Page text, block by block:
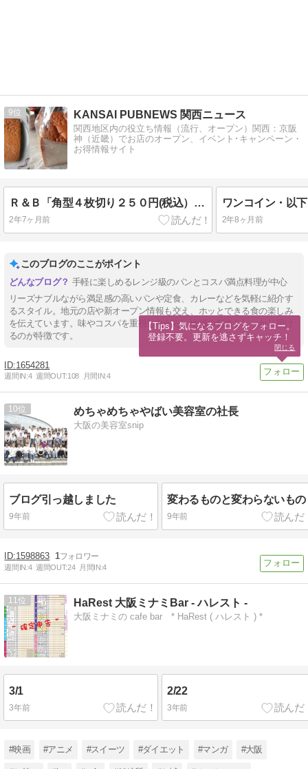
9 KANSAI PUBNEWS 関西ニュース
関西地区内の役立ち情報（流行、オープン）関西：京阪
神（近畿）でお店のオープン、イベント･キャンペーン・
お得情報サイト
Ｒ＆Ｂ「角型４枚切り２５０円(税込）」10点
2年7ヶ月前 2年8ヶ月前
このブログのここがポイント
手軽に楽しめるレンジ級のパンとコスパ満点料理が中心
リーズナブルながら満足感の高いパンや定食、カレーなどを気軽に紹介す
るスタイル。地元の店や新オープン情報も交え、ホッとできる食の楽しみ
を伝えています。味やコスパを重視しながら、地域の魅力をしっかり届け
るのが特徴です。
1654281
週間IN:4 週間OUT:108 月間IN:4
10 めちゃめちゃやばい美容室の社長
大阪の美容室snip
ブログ引っ越しました
9年前
変わるものと変わらないもの
9年前
1598863 1
週間IN:4 週間OUT:24 月間IN:4
11 HaRest 大阪ミナミBar - ハレスト -
大阪ミナミの cafe bar * HaRest ( ハレスト ) *
3/1
3年前
2/22
3年前
#映画 #アニメ #スイーツ #ダイエット #マンガ #大阪
【Tips】気になるブログをフォロー。
登録不要。更新を逃さずキャッチ！
閉じる